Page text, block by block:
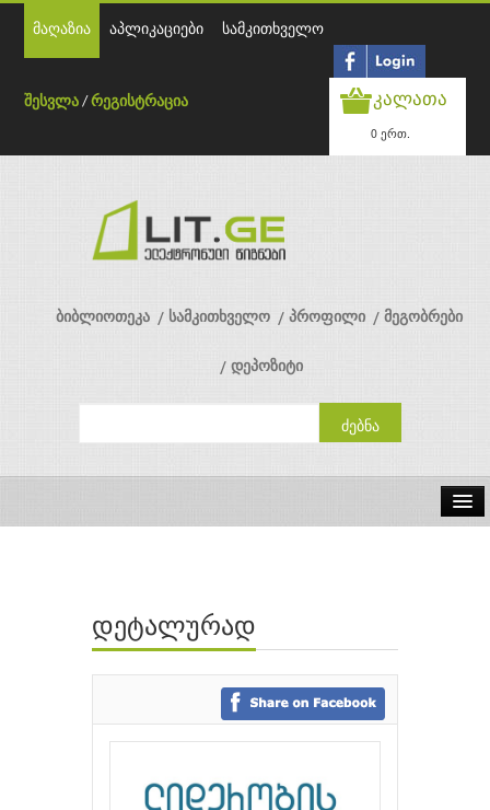
მაღაზია აპლიკაციები სამკითხველო
შესვლა /რეგისტრაცია კალათა
0 ერთ.
ბიბლიოთეკა სამკითხველო პროფილი მეგობრები
დეპოზიტი
ავტორები
გამომცემლობები
დეტალურად